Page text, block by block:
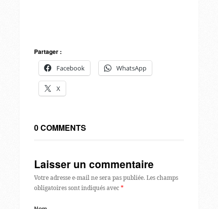
Partager :
Facebook
WhatsApp
X
0 COMMENTS
Laisser un commentaire
Votre adresse e-mail ne sera pas publiée. Les champs
obligatoires sont indiqués avec*